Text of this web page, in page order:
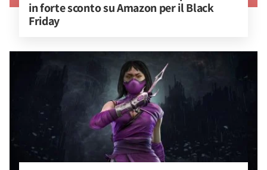
in forte sconto su Amazon per il Black
Friday